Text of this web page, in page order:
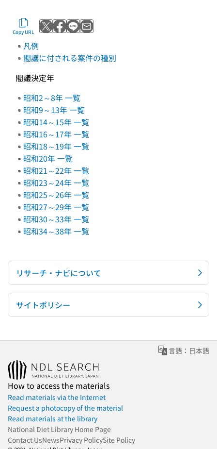
凡例
閣議に付される案件の種別
閣議決定年
昭和2～8年 一覧
昭和9～13年 一覧
昭和14～15年 一覧
昭和16～17年 一覧
昭和18～19年 一覧
昭和20年 一覧
昭和21～22年 一覧
昭和23～24年 一覧
昭和25～26年 一覧
昭和27～29年 一覧
昭和30～33年 一覧
昭和34～38年 一覧
Copy URL Post to X
Share with Facebook
Send with LINE
Send by email
リサーチ・ナビについて
サイトポリシー
言語：日本語
How to access the materials
Read materials via the Internet
Request a photocopy of the material
Read materials at the library
National Diet Library Home Page
Contact UsNewsPrivacy PolicySite Policy